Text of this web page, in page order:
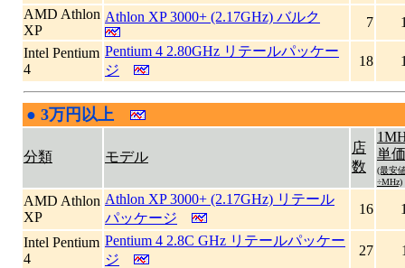
AMD Athlon
XP
Athlon XP 3000+ (2.17GHz) バルク 7
Intel Pentium
4
Pentium 4 2.80GHz リテールパッケー
ジ
18
● 3万円以上
分類 モデル
店
数
単価
(最安
÷MHz)
AMD Athlon
XP
Athlon XP 3000+ (2.17GHz) リテール
パッケージ
16
Intel Pentium
4
Pentium 4 2.8C GHz リテールパッケー
ジ
27